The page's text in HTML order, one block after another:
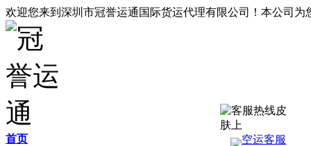
欢迎您来到深圳市冠誉运通国际货运代理有限公司！本公司
首页
空运客服